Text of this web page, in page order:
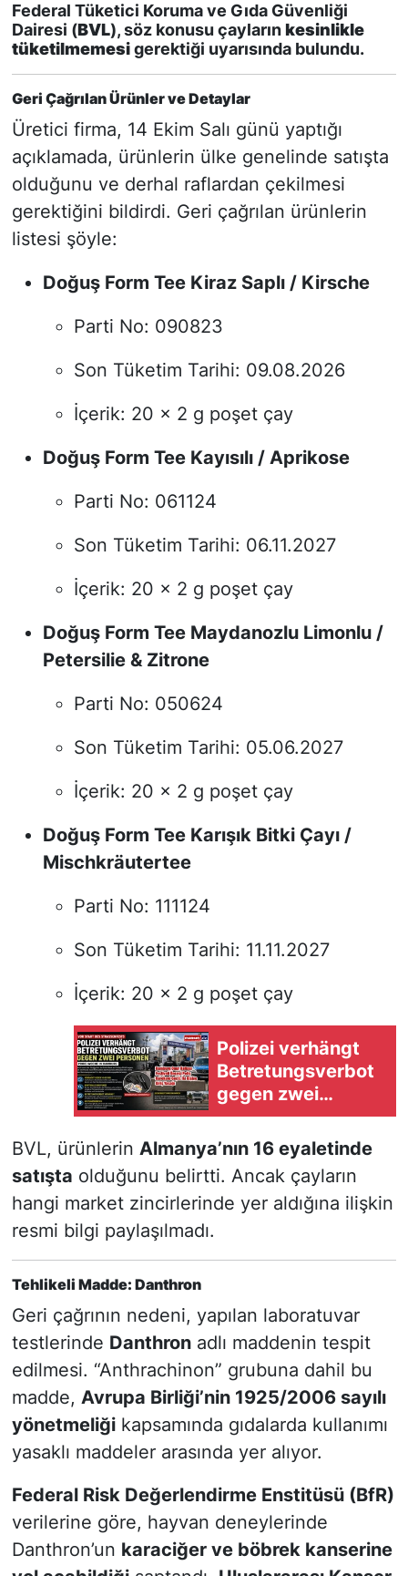
Federal Tüketici Koruma ve Gıda Güvenliği
Dairesi (BVL), söz konusu çayların kesinlikle
tüketilmemesigerektiği uyarısında bulundu.
Geri Çağrılan Ürünler ve Detaylar
Üretici firma, 14 Ekim Salı günü yaptığı
açıklamada, ürünlerin ülke genelinde satışta
olduğunu ve derhal raflardan çekilmesi
gerektiğini bildirdi. Geri çağrılan ürünlerin
listesi şöyle:
Doğuş Form Tee Kiraz Saplı / Kirsche
Parti No: 090823
Son Tüketim Tarihi: 09.08.2026
İçerik: 20 x 2 g poşet çay
Doğuş Form Tee Kayısılı / Aprikose
Parti No: 061124
Son Tüketim Tarihi: 06.11.2027
İçerik: 20 x 2 g poşet çay
Doğuş Form Tee Maydanozlu Limonlu /
Petersilie & Zitrone
Parti No: 050624
Son Tüketim Tarihi: 05.06.2027
İçerik: 20 x 2 g poşet çay
Doğuş Form Tee Karışık Bitki Çayı /
Mischkräutertee
Parti No: 111124
Son Tüketim Tarihi: 11.11.2027
İçerik: 20 x 2 g poşet çay
Polizei verhängt
Betretungsverbot
gegen zwei
Verdächtige vor
Pride-Straßenfest
in Hamburg
BVL, ürünlerin Almanya’nın 16 eyaletinde
satışta olduğunu belirtti. Ancak çayların
hangi market zincirlerinde yer aldığına ilişkin
resmi bilgi paylaşılmadı.
Tehlikeli Madde: Danthron
Geri çağrının nedeni, yapılan laboratuvar
testlerinde Danthronadlı maddenin tespit
edilmesi. “Anthrachinon” grubuna dahil bu
madde, Avrupa Birliği’nin 1925/2006 sayılı
yönetmeliğikapsamında gıdalarda kullanımı
yasaklı maddeler arasında yer alıyor.
Federal Risk Değerlendirme Enstitüsü (BfR)
verilerine göre, hayvan deneylerinde
Danthron’un karaciğer ve böbrek kanserine